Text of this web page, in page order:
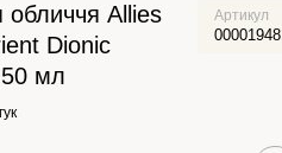
Allies
Dionic
мл
Артикул
00001948